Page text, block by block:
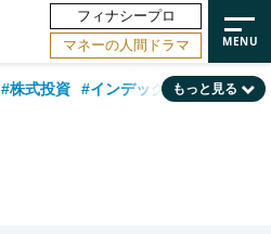
フィナシープロ
マネーの人間ドラマ
#株式投資 #インデックスファンド
もっと見る